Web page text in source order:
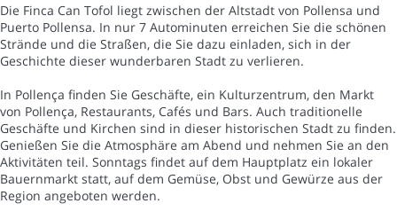
Die Finca Can Tofol liegt zwischen der Altstadt von Pollensa und
Puerto Pollensa. In nur 7 Autominuten erreichen Sie die schönen
Strände und die Straßen, die Sie dazu einladen, sich in der
Geschichte dieser wunderbaren Stadt zu verlieren.
In Pollença finden Sie Geschäfte, ein Kulturzentrum, den Markt
von Pollença, Restaurants, Cafés und Bars. Auch traditionelle
Geschäfte und Kirchen sind in dieser historischen Stadt zu finden.
Genießen Sie die Atmosphäre am Abend und nehmen Sie an den
Aktivitäten teil. Sonntags findet auf dem Hauptplatz ein lokaler
Bauernmarkt statt, auf dem Gemüse, Obst und Gewürze aus der
Region angeboten werden.